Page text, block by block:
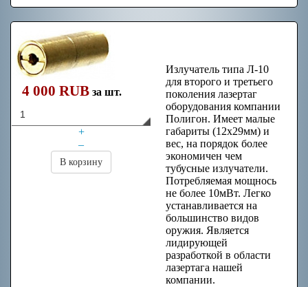
4 000 RUB за шт.
+
–
В корзину
Излучатель типа Л-10
для второго и третьего
поколения лазертаг
оборудования компании
Полигон. Имеет малые
габариты (12х29мм) и
вес, на порядок более
экономичен чем
тубусные излучатели.
Потребляемая мощнось
не более 10мВт. Легко
устанавливается на
большинство видов
оружия. Является
лидирующей
разработкой в области
лазертага нашей
компании.